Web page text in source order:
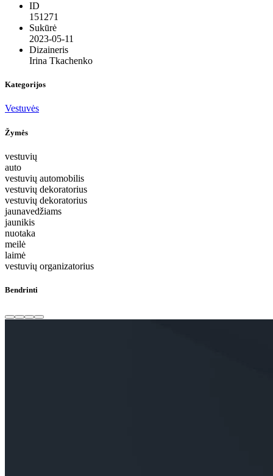
ID
151271
Sukūrė
2023-05-11
Dizaineris
Irina Tkachenko
Kategorijos
Vestuvės
Žymės
vestuvių
auto
vestuvių automobilis
vestuvių dekoratorius
vestuvių dekoratorius
jaunavedžiams
jaunikis
nuotaka
meilė
laimė
vestuvių organizatorius
Bendrinti